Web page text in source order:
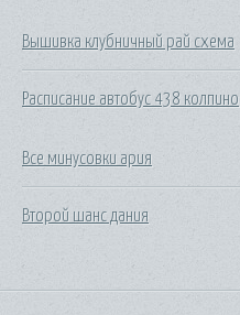
Вышивка клубничный рай схема
Расписание автобус 438 колпино
Все минусовки ария
Второй шанс дания